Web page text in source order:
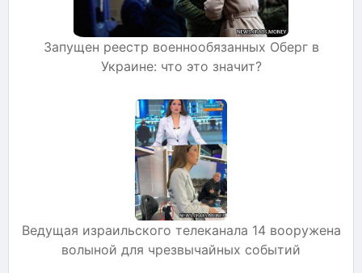
Запущен реестр военнообязанных Оберг в
Украине: что это значит?
Ведущая израильского телеканала 14 вооружена
волыной для чрезвычайных событий